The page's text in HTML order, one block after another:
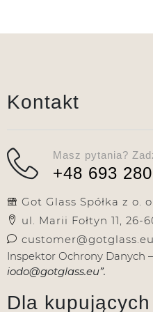
Kontakt
Masz pytania?
+48 693
Got Glass Spółka z o.
ul. Marii Fołtyn 11, 26-
customer@gotglass.eu
Inspektor Ochrony Danych
iodo@gotglass.eu”.
Dla kupujących